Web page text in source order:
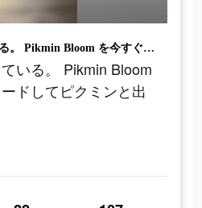
ピクミン達が待っている。 Pikmin Bloom を今すぐダウンロードしてピクミンと出会おう。
いる。 Pikmin Bloom
ドしてピクミンと出